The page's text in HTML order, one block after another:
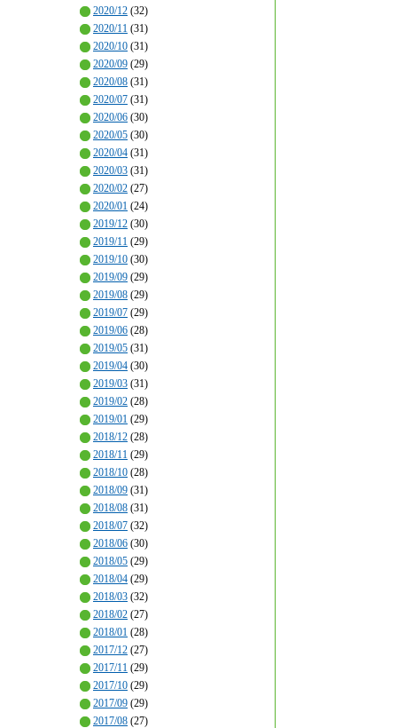
2020/12 (32)
2020/11 (31)
2020/10 (31)
2020/09 (29)
2020/08 (31)
2020/07 (31)
2020/06 (30)
2020/05 (30)
2020/04 (31)
2020/03 (31)
2020/02 (27)
2020/01 (24)
2019/12 (30)
2019/11 (29)
2019/10 (30)
2019/09 (29)
2019/08 (29)
2019/07 (29)
2019/06 (28)
2019/05 (31)
2019/04 (30)
2019/03 (31)
2019/02 (28)
2019/01 (29)
2018/12 (28)
2018/11 (29)
2018/10 (28)
2018/09 (31)
2018/08 (31)
2018/07 (32)
2018/06 (30)
2018/05 (29)
2018/04 (29)
2018/03 (32)
2018/02 (27)
2018/01 (28)
2017/12 (27)
2017/11 (29)
2017/10 (29)
2017/09 (29)
2017/08 (27)